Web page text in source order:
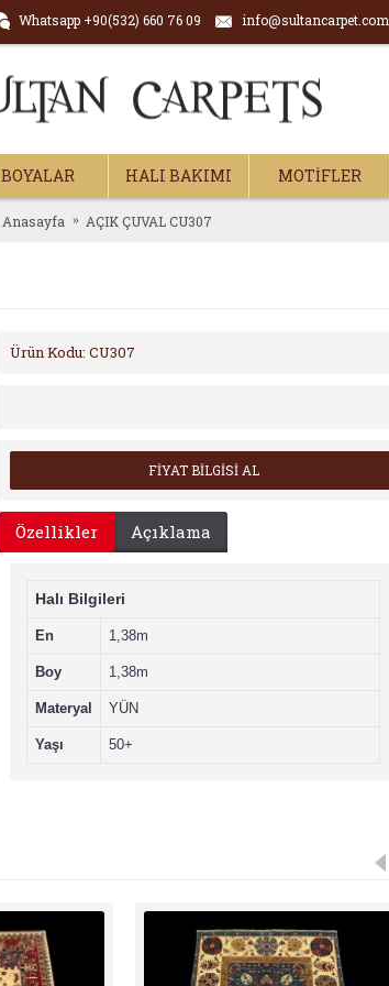
Whatsapp +90(532) 660 76 09 info@sultancarpet.com
BOYALAR HALI BAKIMI MOTİFLER
Anasayfa AÇIK ÇUVAL CU307
Ürün Kodu: CU307
FİYAT BİLGİSİ AL
Özellikler Açıklama
Halı Bilgileri
En 1,38m
Boy 1,38m
Materyal YÜN
Yaşı 50+